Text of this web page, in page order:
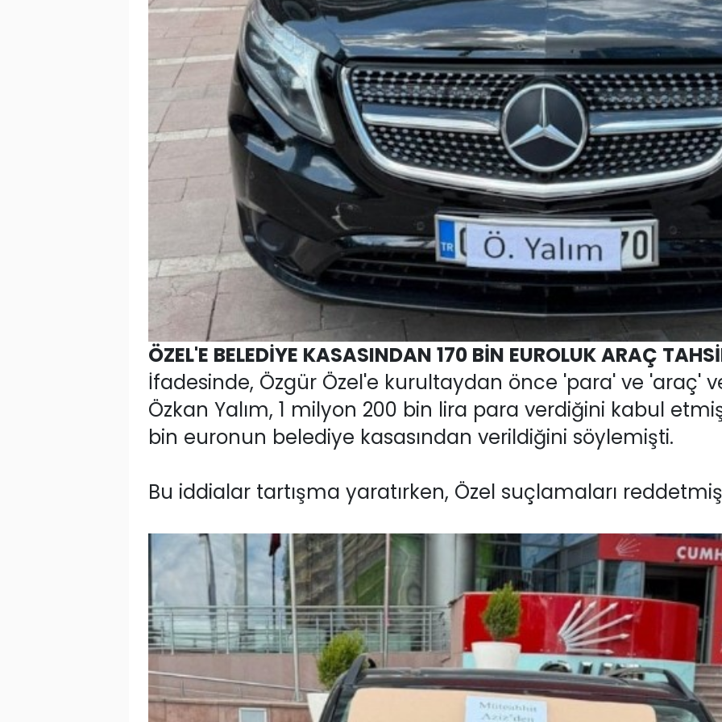
ÖZEL'E BELEDİYE KASASINDAN 170 BİN EUROLUK ARAÇ
İfadesinde, Özgür Özel'e kurultaydan önce 'para' ve 'araç'
Özkan Yalım, 1 milyon 200 bin lira para verdiğini kabul
bin euronun belediye kasasından verildiğini söylemişti.
Bu iddialar tartışma yaratırken, Özel suçlamaları